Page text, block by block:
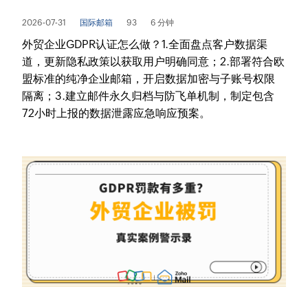
2026-07-31 国际邮箱 93 6 分钟
外贸企业GDPR认证怎么做？1.全面盘点客户数据渠
道，更新隐私政策以获取用户明确同意；2.部署符合欧
盟标准的纯净企业邮箱，开启数据加密与子账号权限
隔离；3.建立邮件永久归档与防飞单机制，制定包含
72小时上报的数据泄露应急响应预案。